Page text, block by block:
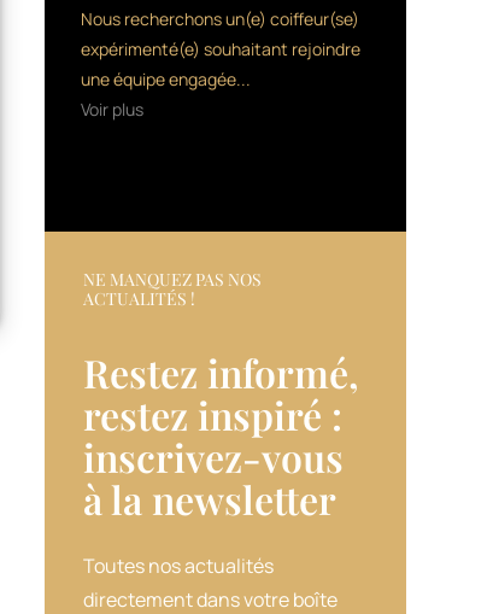
Nous recherchons un(e) coiffeur(se)
expérimenté(e) souhaitant rejoindre
une équipe engagée...
Voir plus
NE MANQUEZ PAS NOS
ACTUALITÉS !
Restez informé,
restez inspiré :
inscrivez-vous
à la newsletter​
Toutes nos actualités
directement dans votre boîte